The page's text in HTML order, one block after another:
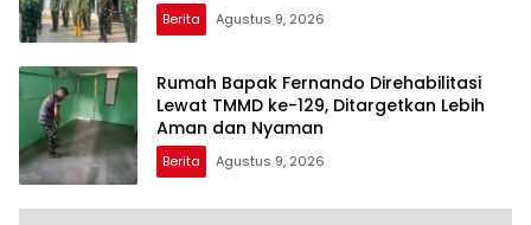
Berita Agustus 9, 2026
Rumah Bapak Fernando Direhabilitasi
Lewat TMMD ke-129, Ditargetkan Lebih
Aman dan Nyaman
Berita Agustus 9, 2026